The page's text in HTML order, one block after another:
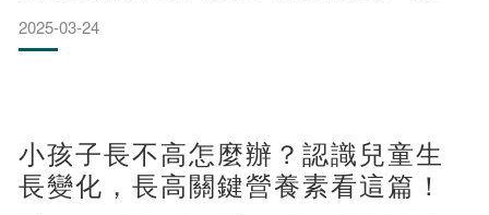
類繁多，究竟牛奶粉與羊奶粉哪種更適合孩子呢？讓我們一起
來解開這個營養選擇迷思，為孩子的成長注入更多可能！國小
2025-03-24
小孩子長不高怎麼辦？認識兒童生
長變化，長高關鍵營養素看這篇！